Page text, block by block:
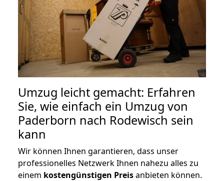
Umzug leicht gemacht: Erfahren
Sie, wie einfach ein Umzug von
Paderborn nach Rodewisch sein
kann
Wir können Ihnen garantieren, dass unser
professionelles Netzwerk Ihnen nahezu alles zu
einem kostengünstigen Preisanbieten können.